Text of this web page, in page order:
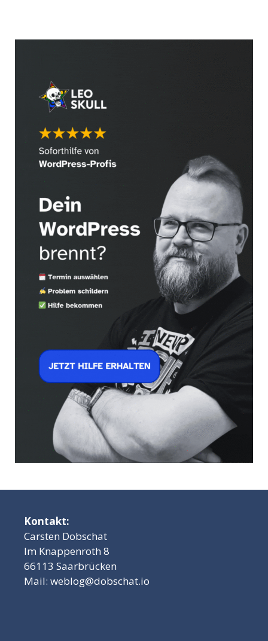
Kontakt:
Carsten Dobschat
Im Knappenroth 8
66113 Saarbrücken
Mail: weblog@dobschat.io